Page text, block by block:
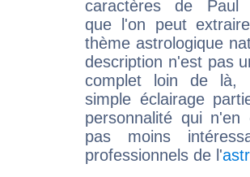
caractères de Paul
que l'on peut
thème astrologique
description n'est pas
complet loin de là,
simple éclairage
personnalité qui n'en
pas moins
professionnels de l'